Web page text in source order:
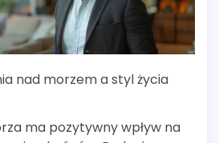
nad morzem a styl życia
ma pozytywny wpływ na